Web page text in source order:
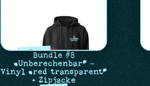
Bundle #8
„Unberechenbar“ –
Vinyl „red transparent“
+ Zipjacke